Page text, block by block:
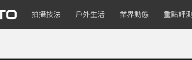
拍攝技法 戶外生活 業界動態 重點評測